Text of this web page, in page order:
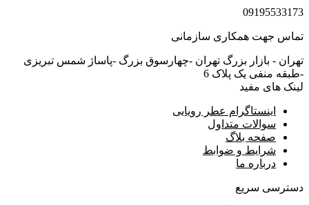
09195533173
تماس جهت همکاری سازمانی
تهران - بازار بزرگ تهران -چهارسوق بزرگ -پاساژ شمس تبریزی
-طبقه منفی یک پلاک 6
لینک های مفید
اینستاگرام عطر رویایی
سوالات متداول
صفحه بلاگ
شرایط و ضوابط
درباره ما
دسترسی سریع